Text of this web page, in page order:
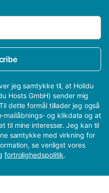
jeg samtykke til, at Holidu
Hosts GmbH) sender mig
dette formål tillader jeg også
mailåbnings- og klikdata og at
til mine interesser. Jeg kan til
samtykke med virkning for
se venligst vores
fortrolighedspolitik.